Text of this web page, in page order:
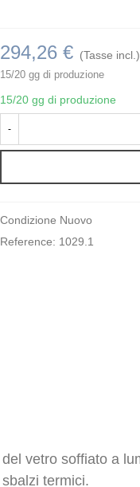
294,26 € (Tasse incl.)
15/20 gg di produzione
15/20 gg di produzione
-
Condizione Nuovo
Reference: 1029.1
vetro soffiato a
termici.